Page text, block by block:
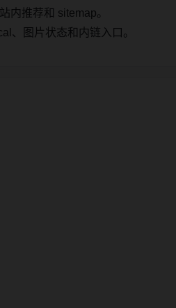
内推荐和 sitemap。
、图片状态和内链入口。